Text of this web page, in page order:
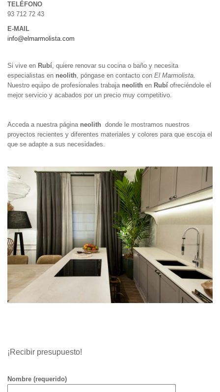
TELÉFONO
93 712 72 43
E-MAIL
info@elmarmolista.com
Si vive en Rubí, quiere renovar su cocina o baño y necesita
especialistas en neolith, póngase en contacto con El Marmolista.
Nuestro equipo de profesionales trabaja neolith en Rubí ofreciéndole el
mejor servicio y acabados por un precio muy competitivo.
Acceda a nuestra página neolith donde le mostramos nuestros
proyectos recientes y diferentes materiales y colores para que escoja el
que se adapte a sus necesidades.
¡Recibir presupuesto!
Nombre (requerido)